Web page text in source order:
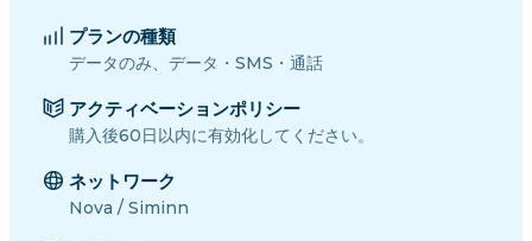
プランの種類
データのみ、データ・SMS・通話
アクティベーションポリシー
購入後60日以内に有効化してください。
ネットワーク
Nova / Siminn